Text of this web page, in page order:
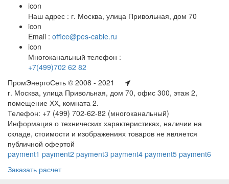
icon
Наш адрес : г. Москва, улица Привольная, дом 70
icon
Email : office@pes-cable.ru
icon
Многоканальный телефон :
+7(499)702 62 82
ПромЭнергоСеть © 2008 - 2021
г. Москва, улица Привольная, дом 70, офис 300, этаж 2,
помещение ХХ, комната 2.
Телефон: +7 (499) 702-62-82 (многоканальный)
Информация о технических характеристиках, наличии на
складе, стоимости и изображениях товаров не является
публичной офертой
payment1 payment2 payment3 payment4 payment5 payment6
Заказать расчет